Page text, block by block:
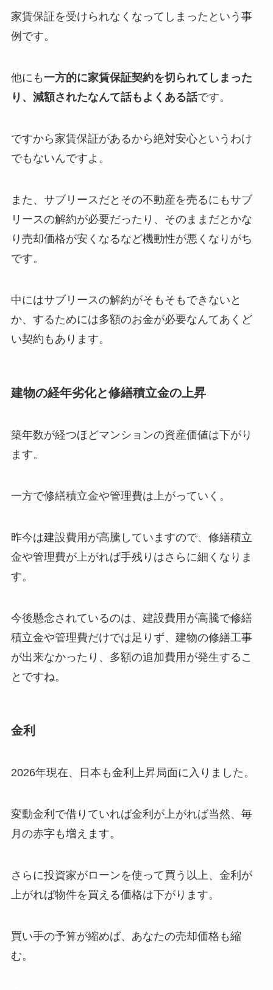
家賃保証を受けられなくなってしまったという事
例です。
他にも一方的に家賃保証契約を切られてしまった
り、減額されたなんて話もよくある話です。
ですから家賃保証があるから絶対安心というわけ
でもないんですよ。
また、サブリースだとその不動産を売るにもサブ
リースの解約が必要だったり、そのままだとかな
り売却価格が安くなるなど機動性が悪くなりがち
です。
中にはサブリースの解約がそもそもできないと
か、するためには多額のお金が必要なんてあくど
い契約もあります。
建物の経年劣化と修繕積立金の上昇
築年数が経つほどマンションの資産価値は下がり
ます。
一方で修繕積立金や管理費は上がっていく。
昨今は建設費用が高騰していますので、修繕積立
金や管理費が上がれば手残りはさらに細くなりま
す。
今後懸念されているのは、建設費用が高騰で修繕
積立金や管理費だけでは足りず、建物の修繕工事
が出来なかったり、多額の追加費用が発生するこ
とですね。
金利
2026年現在、日本も金利上昇局面に入りました。
変動金利で借りていれば金利が上がれば当然、毎
月の赤字も増えます。
さらに投資家がローンを使って買う以上、金利が
上がれば物件を買える価格は下がります。
買い手の予算が縮めば、あなたの売却価格も縮
む。